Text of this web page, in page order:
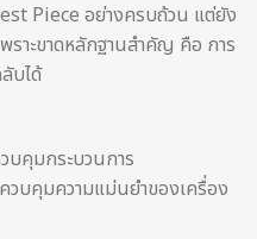
Piece อย่างครบถ้วน แต่ยัง
าะขาดหลักฐานสำคัญ คือ การ
บได้
บคุมกระบวนการ
บคุมความแม่นยำของเครื่อง